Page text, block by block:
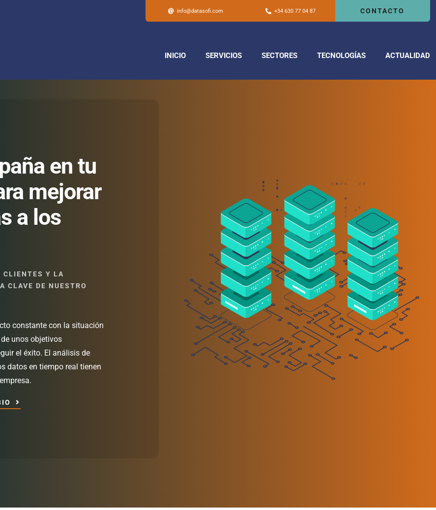
info@datasofi.com +34 630 77 04 87 CONTACTO
INICIO SERVICIOS SECTORES TECNOLOGÍAS ACTUALIDAD
en tu
mejorar
a los
CLIENTES Y LA
CLAVE DE NUESTRO
constante con la situación
unos objetivos
el éxito. El análisis de
datos en tiempo real tienen